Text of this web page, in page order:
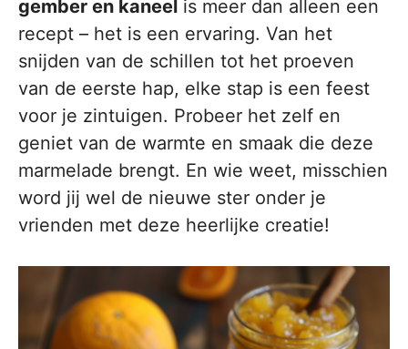
gember en kaneel is meer dan alleen een
recept – het is een ervaring. Van het
snijden van de schillen tot het proeven
van de eerste hap, elke stap is een feest
voor je zintuigen. Probeer het zelf en
geniet van de warmte en smaak die deze
marmelade brengt. En wie weet, misschien
word jij wel de nieuwe ster onder je
vrienden met deze heerlijke creatie!